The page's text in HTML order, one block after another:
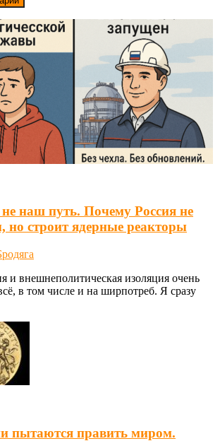
наш путь. Почему Россия не
но строит ядерные реакторы
и внешнеполитическая изоляция очень
в том числе и на ширпотреб. Я сразу
пытаются править миром.